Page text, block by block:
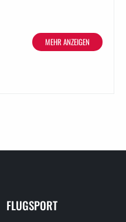
MEHR ANZEIGEN
FLUGSPORT